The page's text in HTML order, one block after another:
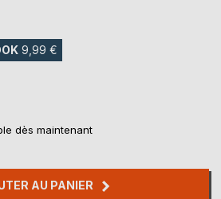
9,99 €
dès maintenant
AU PANIER